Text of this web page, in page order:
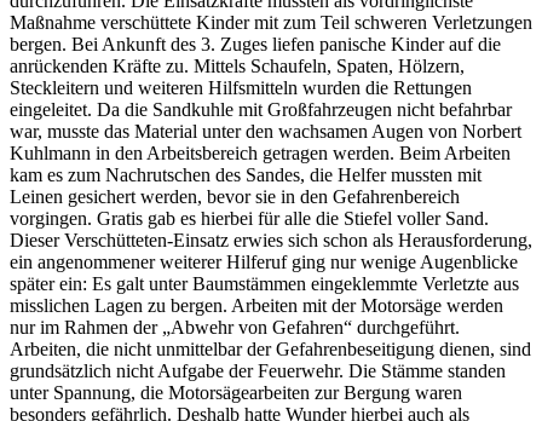
Maßnahme verschüttete Kinder mit zum Teil schweren Verletzungen
bergen. Bei Ankunft des 3. Zuges liefen panische Kinder auf die
anrückenden Kräfte zu. Mittels Schaufeln, Spaten, Hölzern,
Steckleitern und weiteren Hilfsmitteln wurden die Rettungen
eingeleitet. Da die Sandkuhle mit Großfahrzeugen nicht befahrbar
war, musste das Material unter den wachsamen Augen von Norbert
Kuhlmann in den Arbeitsbereich getragen werden. Beim Arbeiten
kam es zum Nachrutschen des Sandes, die Helfer mussten mit
Leinen gesichert werden, bevor sie in den Gefahrenbereich
vorgingen. Gratis gab es hierbei für alle die Stiefel voller Sand.
Dieser Verschütteten-Einsatz erwies sich schon als Herausforderung,
ein angenommener weiterer Hilferuf ging nur wenige Augenblicke
später ein: Es galt unter Baumstämmen eingeklemmte Verletzte aus
misslichen Lagen zu bergen. Arbeiten mit der Motorsäge werden
nur im Rahmen der „Abwehr von Gefahren“ durchgeführt.
Arbeiten, die nicht unmittelbar der Gefahrenbeseitigung dienen, sind
grundsätzlich nicht Aufgabe der Feuerwehr. Die Stämme standen
unter Spannung, die Motorsägearbeiten zur Bergung waren
besonders gefährlich. Deshalb hatte Wunder hierbei auch als